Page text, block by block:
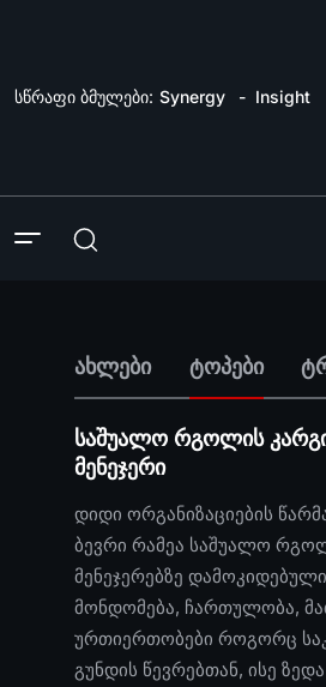
სწრაფი ბმულები: Synergy Insight
ახლები ტოპები
საშუალო რგოლის
მენეჯერი
დიდი ორგანიზაციების
ბევრი რამეა საშუალო
მენეჯერებზე
მონდომება, ჩართულობა,
ურთიერთობები როგორც
გუნდის წევრებთან, ისე ზედა